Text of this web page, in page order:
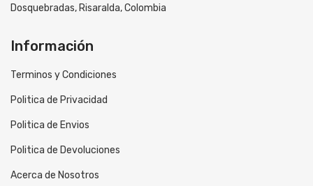
Dosquebradas, Risaralda, Colombia
Información
Terminos y Condiciones
Politica de Privacidad
Politica de Envios
Politica de Devoluciones
Acerca de Nosotros